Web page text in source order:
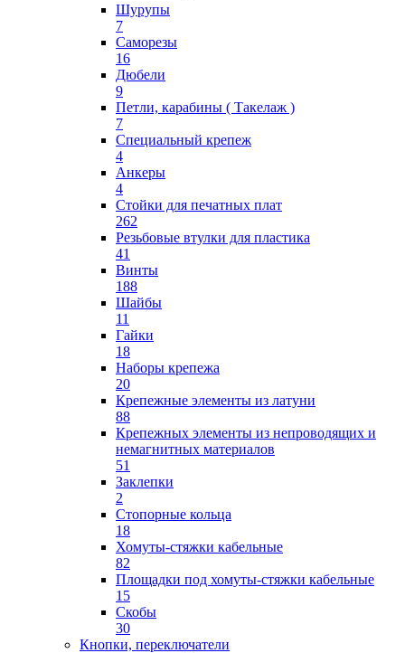
Шурупы
7
Саморезы
16
Дюбели
9
Петли, карабины ( Такелаж )
7
Специальный крепеж
4
Анкеры
4
Стойки для печатных плат
262
Резьбовые втулки для пластика
41
Винты
188
Шайбы
11
Гайки
18
Наборы крепежа
20
Крепежные элементы из латуни
88
Крепежных элементы из непроводящих и
немагнитных материалов
51
Заклепки
2
Стопорные кольца
18
Хомуты-стяжки кабельные
82
Площадки под хомуты-стяжки кабельные
15
Скобы
30
Кнопки, переключатели